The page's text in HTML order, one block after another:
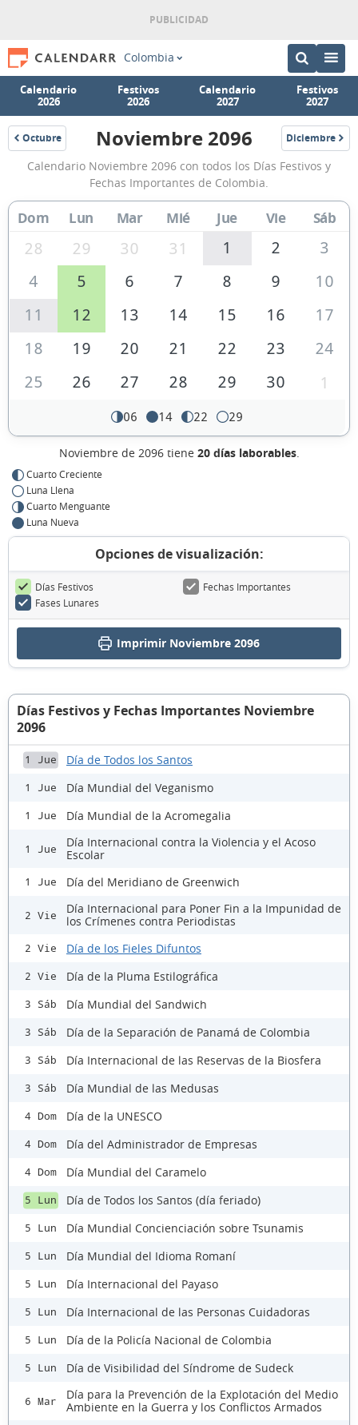
Colombia
Calendario
2026
Festivos
2026
Calendario
2027
Festivos
2027
Octubre
2096
Calendario
Noviembre
2096
de
Colombia
Noviembre 2096 Diciembre
2096
Calendario Noviembre 2096 con todos los Días Festivos y
Fechas Importantes de Colombia.
Dom Lun Mar Mié Jue Vie Sáb
28 29 30 31 1 2
3
4
5 6 7 8 9
10
11
12 13 14 15 16
17
18
19 20 21 22 23
24
25
26 27 28 29 30 1
06 14 22 29
Noviembre de 2096 tiene 20 días laborables.
Cuarto Creciente
Luna Llena
Cuarto Menguante
Luna Nueva
Opciones de visualización:
Días Festivos
Fechas Importantes
Fases Lunares
Imprimir Noviembre 2096
Días Festivos y Fechas Importantes Noviembre
2096
1 Jue Día de Todos los Santos
1 Jue Día Mundial del Veganismo
1 Jue Día Mundial de la Acromegalia
1 Jue
Día Internacional contra la Violencia y el Acoso
Escolar
1 Jue Día del Meridiano de Greenwich
2 Vie
Día Internacional para Poner Fin a la Impunidad de
los Crímenes contra Periodistas
2 Vie Día de los Fieles Difuntos
2 Vie Día de la Pluma Estilográfica
3 Sáb Día Mundial del Sandwich
3 Sáb Día de la Separación de Panamá de Colombia
3 Sáb Día Internacional de las Reservas de la Biosfera
3 Sáb Día Mundial de las Medusas
4 Dom Día de la UNESCO
4 Dom Día del Administrador de Empresas
4 Dom Día Mundial del Caramelo
5 Lun Día de Todos los Santos (día feriado)
5 Lun Día Mundial Concienciación sobre Tsunamis
5 Lun Día Mundial del Idioma Romaní
5 Lun Día Internacional del Payaso
5 Lun Día Internacional de las Personas Cuidadoras
5 Lun Día de la Policía Nacional de Colombia
5 Lun Día de Visibilidad del Síndrome de Sudeck
6 Mar
Día para la Prevención de la Explotación del Medio
Ambiente en la Guerra y los Conflictos Armados